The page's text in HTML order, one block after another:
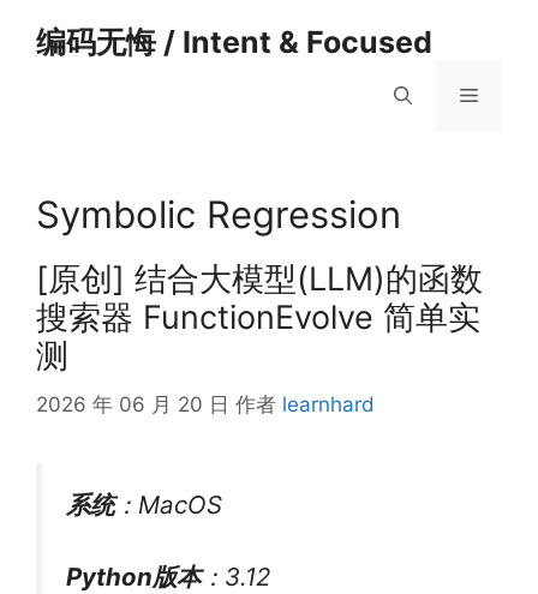
编码无悔 / Intent & Focused
菜
Symbolic Regression
[原创] 结合大模型(LLM)的函数
搜索器 FunctionEvolve 简单实
测
2026 年 06 月 20 日 作者 learnhard
系统：MacOS
Python版本：3.12